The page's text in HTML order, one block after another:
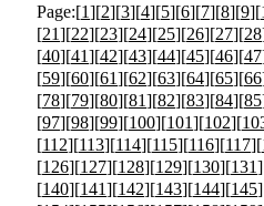
Page:[1][2][3][4][5][6][7][8][9][
[21][22][23][24][25][26][27][28
[40][41][42][43][44][45][46][47
[59][60][61][62][63][64][65][66
[78][79][80][81][82][83][84][85
[97][98][99][100][101][102][
[112][113][114][115][116][117][
[126][127][128][129][130][131
[140][141][142][143][144][145